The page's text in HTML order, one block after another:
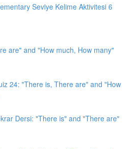
Seviye Kelime Aktivitesi 6
are" and "How much, How many"
24: "There is, There are" and "How
Dersi: "There is" and "There are"